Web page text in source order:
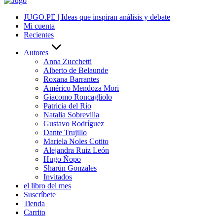
JUGO.PE | Ideas que inspiran análisis y debate
Mi cuenta
Recientes
Autores
Anna Zucchetti
Alberto de Belaunde
Roxana Barrantes
Américo Mendoza Mori
Giacomo Roncagliolo
Patricia del Río
Natalia Sobrevilla
Gustavo Rodríguez
Dante Trujillo
Mariela Noles Cotito
Alejandra Ruiz León
Hugo Ñopo
Sharún Gonzales
Invitados
el libro del mes
Suscríbete
Tienda
Carrito